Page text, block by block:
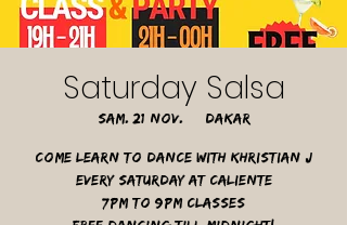
Saturday Salsa
sam. 21 nov.
  |
Dakar
Come learn to dance with Khristian J
Every Saturday at Caliente
7pm to 9pm classes